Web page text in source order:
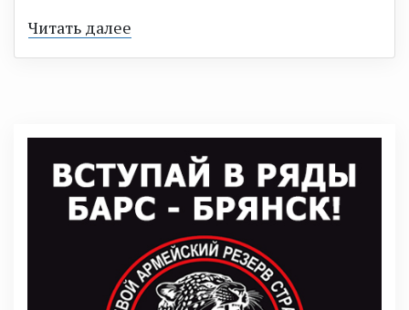
Читать далее